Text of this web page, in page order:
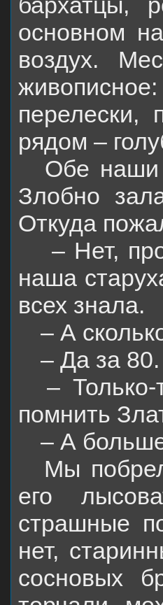
основном
воздух.
перелески,
рядом –
Обе наши
Злобно
Откуда
– Нет,
наша
всех знала.
– А
– Да за 80.
–
помнить
– А
Мы
его
страшные
нет,
сосновых